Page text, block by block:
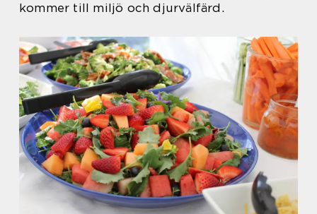
kommer till miljö och djurvälfärd.